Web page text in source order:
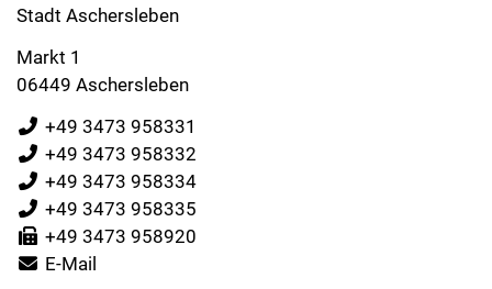
Stadt Aschersleben
Markt 1
06449 Aschersleben
+49 3473 958331
+49 3473 958332
+49 3473 958334
+49 3473 958335
+49 3473 958920
E-Mail